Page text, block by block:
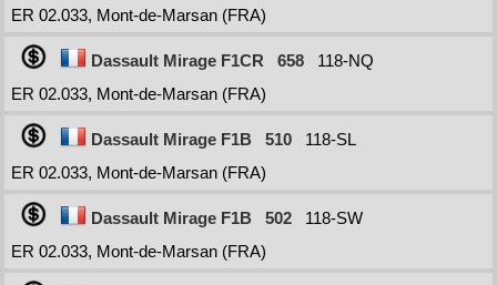
ER 02.033, Mont-de-Marsan (FRA)
Dassault Mirage F1CR 658
118-NQ
ER 02.033, Mont-de-Marsan (FRA)
Dassault Mirage F1B 510
118-SL
ER 02.033, Mont-de-Marsan (FRA)
Dassault Mirage F1B 502
118-SW
ER 02.033, Mont-de-Marsan (FRA)